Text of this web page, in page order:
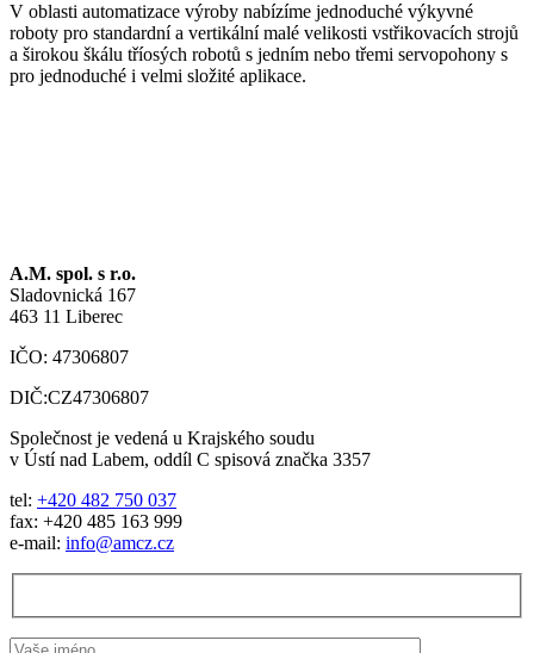
V oblasti automatizace výroby nabízíme jednoduché výkyvné
roboty pro standardní a vertikální malé velikosti vstřikovacích strojů
a širokou škálu tříosých robotů s jedním nebo třemi servopohony s
pro jednoduché i velmi složité aplikace.
A.M. spol. s r.o.
Sladovnická 167
463 11 Liberec
IČO: 47306807
DIČ:CZ47306807
Společnost je vedená u Krajského soudu
v Ústí nad Labem, oddíl C spisová značka 3357
tel: +420 482 750 037
fax: +420 485 163 999
e-mail: info@amcz.cz